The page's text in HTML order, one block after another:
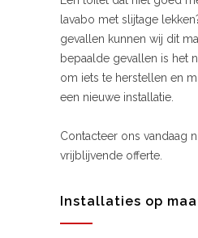
lavabo met slijtage
gevallen kunnen wij dit
bepaalde gevallen is het
om iets te herstellen en
een nieuwe installatie.
Contacteer ons vandaag
vrijblijvende offerte.
Installaties op